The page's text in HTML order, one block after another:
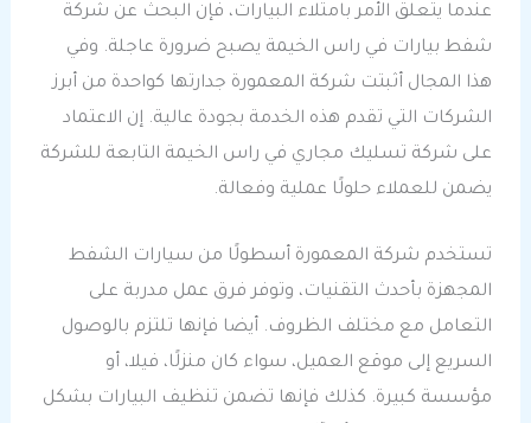
عندما يتعلق الأمر بامتلاء البيارات، فإن البحث عن شركة
شفط بيارات في راس الخيمة يصبح ضرورة عاجلة. وفي
هذا المجال أثبتت شركة المعمورة جدارتها كواحدة من أبرز
الشركات التي تقدم هذه الخدمة بجودة عالية. إن الاعتماد
على شركة تسليك مجاري في راس الخيمة التابعة للشركة
يضمن للعملاء حلولًا عملية وفعالة.
تستخدم شركة المعمورة أسطولًا من سيارات الشفط
المجهزة بأحدث التقنيات، وتوفر فرق عمل مدربة على
التعامل مع مختلف الظروف. أيضا فإنها تلتزم بالوصول
السريع إلى موقع العميل، سواء كان منزلًا، فيلا، أو
مؤسسة كبيرة. كذلك فإنها تضمن تنظيف البيارات بشكل